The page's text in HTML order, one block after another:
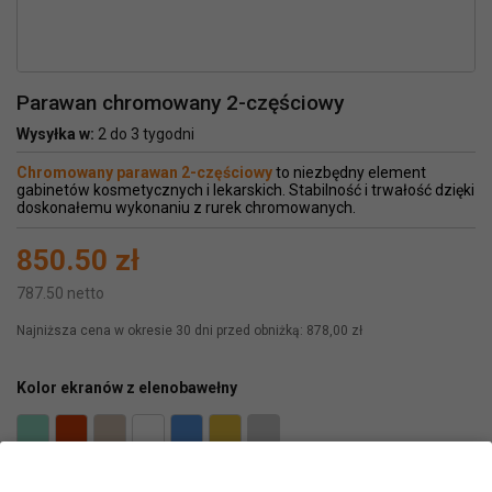
Parawan chromowany 2-częściowy
Wysyłka w: 2 do 3 tygodni
Chromowany parawan 2-częściowyto niezbędny element
gabinetów kosmetycznych i lekarskich. Stabilność i trwałość dzięki
doskonałemu wykonaniu z rurek chromowanych.
850.50 zł
787.50 netto
Najniższa cena w okresie 30 dni przed obniżką: 878,00 zł
Kolor ekranów z elenobawełny